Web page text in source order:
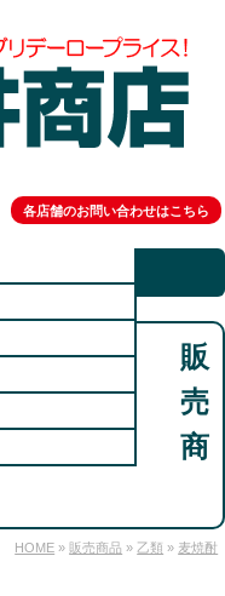
各店舗のお問い合わせはこちら
販
売
商
HOME » 販売商品 » 乙類 » 麦焼酎